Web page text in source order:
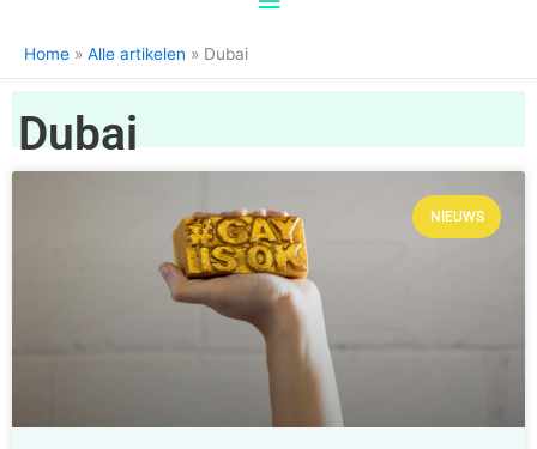
Home Alle artikelen Dubai
Dubai
NIEUWS